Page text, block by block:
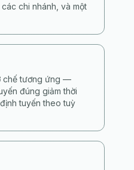
chi nhánh, và một
chế tương ứng —
đúng giảm thời
tuyến theo tuỳ